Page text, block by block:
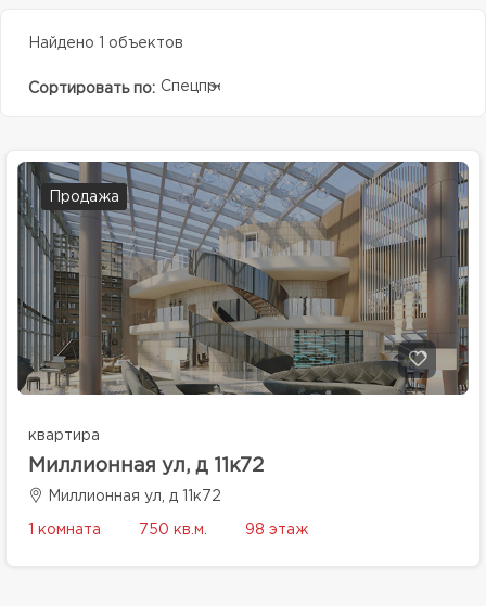
Найдено 1 объектов
Сортировать по: Спецпредолжение
Продажа
квартира
Миллионная ул, д 11к72
Миллионная ул, д 11к72
1 комната 750 кв.м. 98 этаж